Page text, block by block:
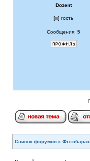
Dozent
[ ] гость
Сообщения: 5
Список форумов »